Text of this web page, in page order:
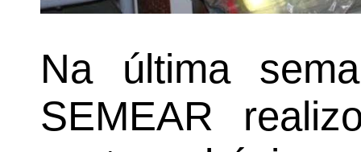
Na última
SEMEAR